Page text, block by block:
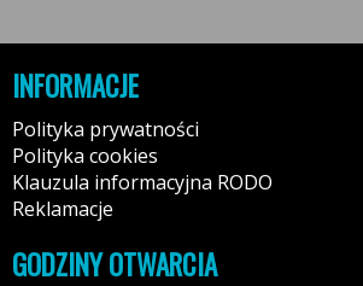
INFORMACJE
Polityka prywatności
Polityka cookies
Klauzula informacyjna RODO
Reklamacje
GODZINY OTWARCIA